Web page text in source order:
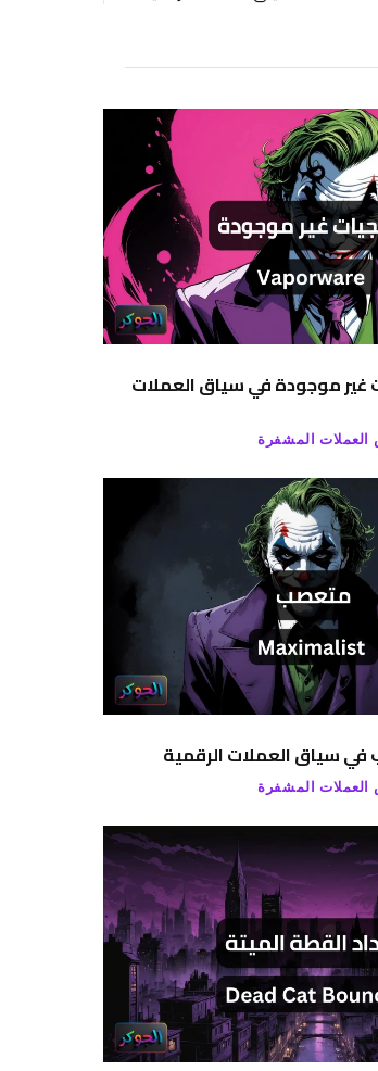
غير موجودة في سياق العملات
المشفرة
في سياق العملات الرقمية
المشفرة